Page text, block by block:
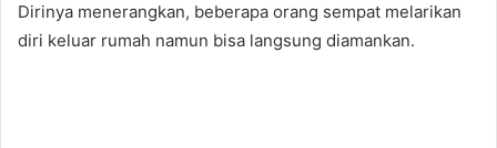
Dirinya menerangkan, beberapa orang sempat melarikan
diri keluar rumah namun bisa langsung diamankan.